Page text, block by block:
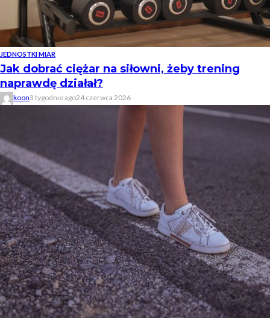
JEDNOSTKI MIAR
Jak dobrać ciężar na siłowni, żeby trening
naprawdę działał?
koon3 tygodnie ago24 czerwca 2026